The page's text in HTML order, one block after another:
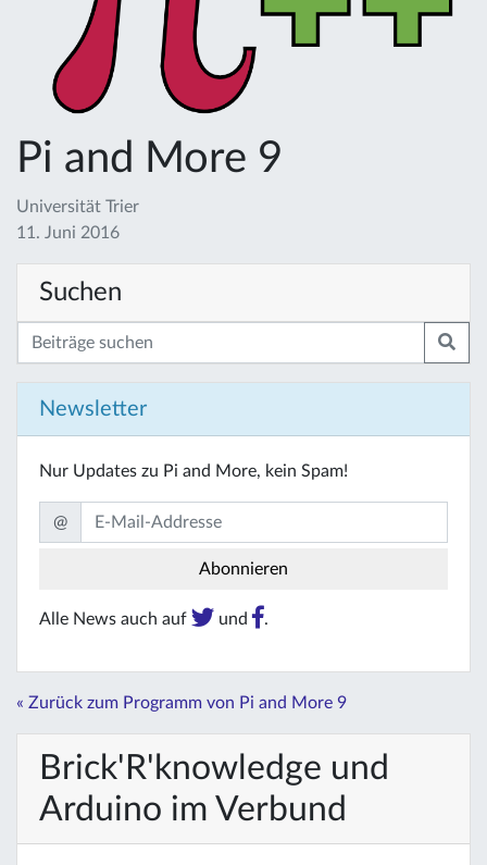
Pi and More 9
Universität Trier
11. Juni 2016
Suchen
Newsletter
Nur Updates zu Pi and More, kein Spam!
@
Alle News auch auf und .
« Zurück zum Programm von Pi and More 9
Brick'R'knowledge und
Arduino im Verbund